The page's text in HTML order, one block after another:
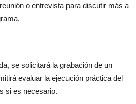
o entrevista para discutir más a
se solicitará la grabación de un
evaluar la ejecución práctica del
si es necesario.